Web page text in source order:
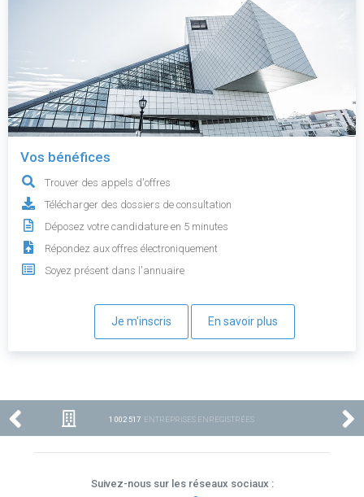
Vos bénéfices
Trouver des appels d'offres
Télécharger des dossiers de consultation
Déposez votre candidature en 5 minutes
Répondez aux offres électroniquement
Soyez présent dans l'annuaire
Je m'inscris En savoir plus
1 002 517 ENTREPRISES ENREGISTRÉES
Suivez-nous sur les réseaux sociaux :